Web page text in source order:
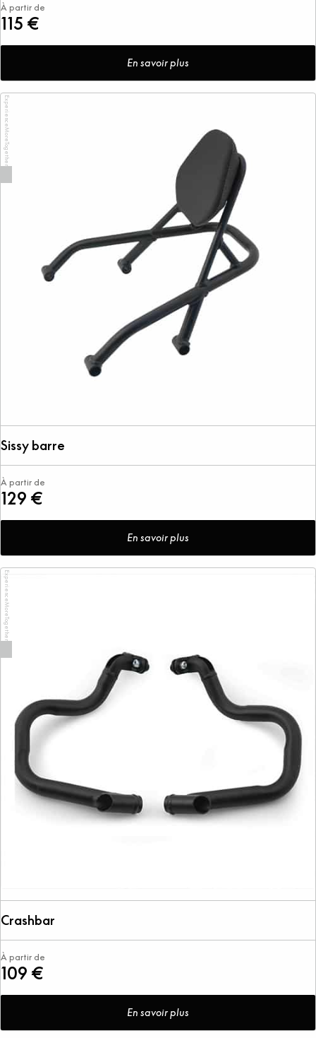
À partir de
115 €
En savoir plus
ExperienceMoreTogether
Sissy barre
À partir de
129 €
En savoir plus
ExperienceMoreTogether
Crashbar
À partir de
109 €
En savoir plus